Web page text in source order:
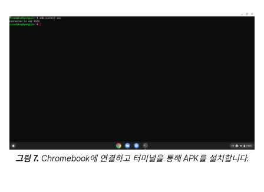
그림 7. Chromebook에 연결하고 터미널을 통해 APK를 설치합니다.